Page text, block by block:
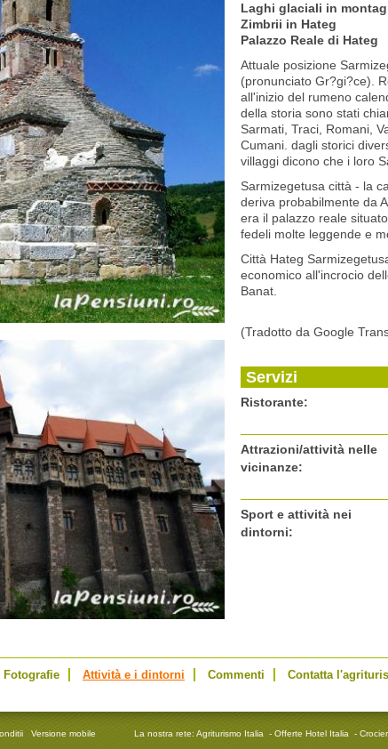
Laghi glaciali in
Zimbrii in Hateg
Palazzo Reale di Hateg
Attuale posizione
(pronunciato Gr?gi?ce).
all'inizio del rumeno
della storia sono stati
Sarmati, Traci, Romani,
Cumani. dagli storici
villaggi dicono che i loro
Sarmizegetusa città - la
deriva probabilmente da
era il palazzo reale
fedeli molte leggende e
Città Hateg
economico all'incrocio
Banat.
(Tradotto da Google
Servizi
Ristorante:
Attrazioni/attività nelle
vicinanze:
Sport e attività nei
dintorni:
Fotografie Attività e i dintorni Commenti Contatta
Versione mobile La nostra rete: Agriturismo Italia - Offerte Hotel Italia -